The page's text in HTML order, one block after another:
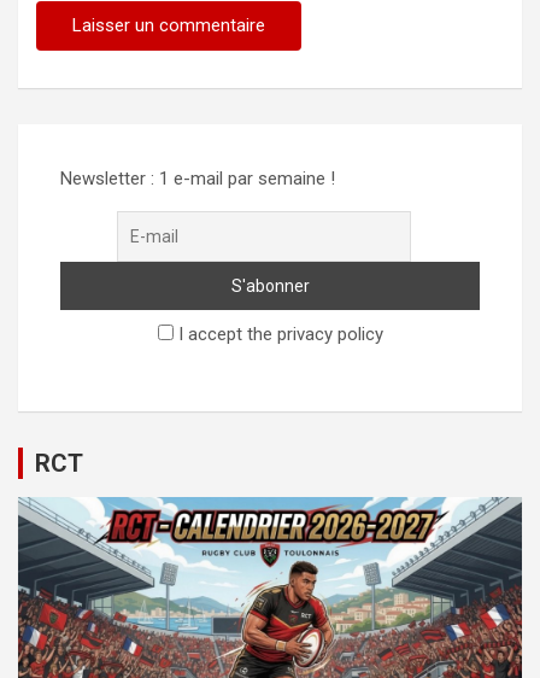
Newsletter : 1 e-mail par semaine !
I accept the privacy policy
RCT